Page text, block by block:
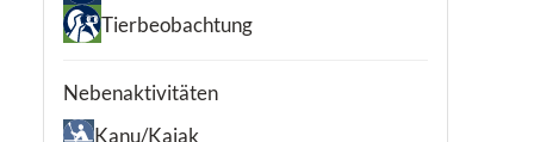
Tierbeobachtung
Nebenaktivitäten
Kanu/Kajak